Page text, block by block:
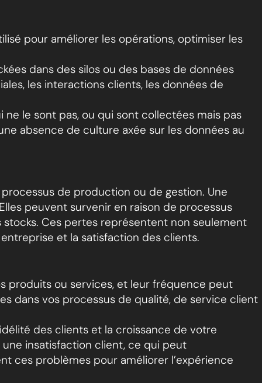
pour améliorer les opérations, optimiser les
dans des silos ou des bases de données
les interactions clients, les données de
le sont pas, ou qui sont collectées mais pas
absence de culture axée sur les données au
de production ou de gestion. Une
peuvent survenir en raison de processus
Ces pertes représentent non seulement
et la satisfaction des clients.
produits ou services, et leur fréquence peut
dans vos processus de qualité, de service client
des clients et la croissance de votre
insatisfaction client, ce qui peut
ces problèmes pour améliorer l’expérience